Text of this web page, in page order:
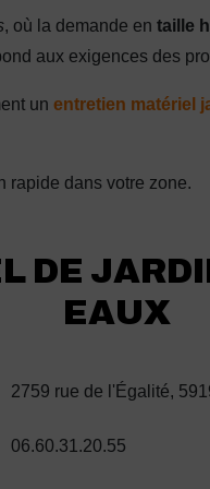
, où la demande en taille
aux exigences des
un entretien matériel
rapide dans votre zone.
DE
EAUX
2759 rue de l'Égalité,
06.60.31.20.55